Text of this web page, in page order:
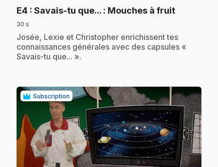
E4 : Savais-tu que... : Mouches à fruit.
30 s
.Josée, Lexie et Christopher enrichissent tes
connaissances générales avec des capsules «
Savais-tu que... ».
Subscription